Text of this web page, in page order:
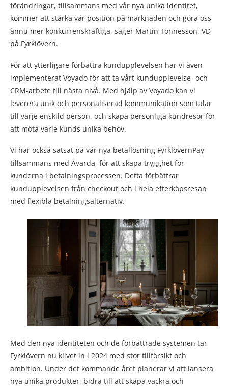
förändringar, tillsammans med vår nya unika identitet,
kommer att stärka vår position på marknaden och göra oss
ännu mer konkurrenskraftiga, säger Martin Tönnesson, VD
på Fyrklövern.
För att ytterligare förbättra kundupplevelsen har vi även
implementerat Voyado för att ta vårt kundupplevelse- och
CRM-arbete till nästa nivå. Med hjälp av Voyado kan vi
leverera unik och personaliserad kommunikation som talar
till varje enskild person, och skapa personliga kundresor för
att möta varje kunds unika behov.
Vi har också satsat på vår nya betallösning FyrklövernPay
tillsammans med Avarda, för att skapa trygghet för
kunderna i betalningsprocessen. Detta förbättrar
kundupplevelsen från checkout och i hela efterköpsresan
med flexibla betalningsalternativ.
Med den nya identiteten och de förbättrade systemen tar
Fyrklövern nu klivet in i 2024 med stor tillförsikt och
ambition. Under det kommande året planerar vi att lansera
nya unika produkter, bidra till att skapa vackra och